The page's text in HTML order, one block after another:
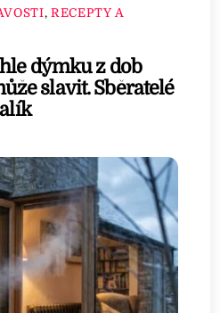
, RECEPTY A
dýmku z dob
slavit. Sběratelé